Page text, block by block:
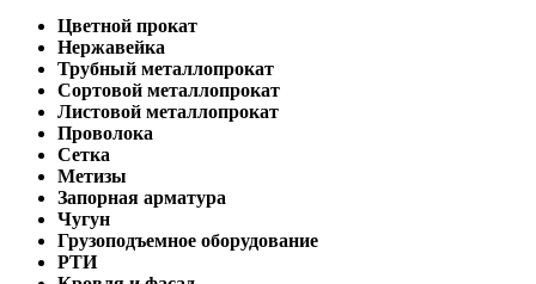
Цветной прокат
Нержавейка
Трубный металлопрокат
Сортовой металлопрокат
Листовой металлопрокат
Проволока
Сетка
Метизы
Запорная арматура
Чугун
Грузоподъемное оборудование
РТИ